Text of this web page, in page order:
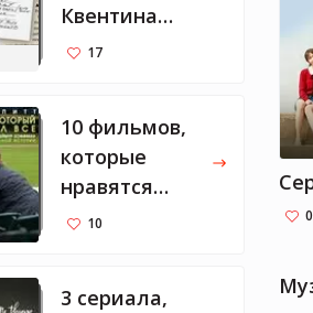
Квентина
Тарантино
17
10 фильмов,
которые
нравятся
Марку
10
3 сериала,
0